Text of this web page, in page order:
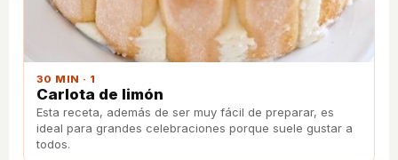
30 MIN · 1
Carlota de limón
Esta receta, además de ser muy fácil de preparar, es
ideal para grandes celebraciones porque suele gustar a
todos.